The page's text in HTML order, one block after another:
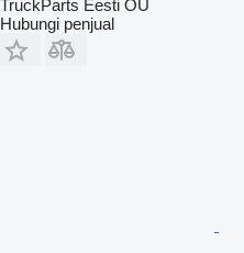
TruckParts Eesti OÜ
Hubungi penjual